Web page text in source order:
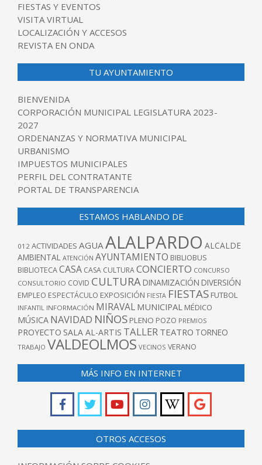
FIESTAS Y EVENTOS
VISITA VIRTUAL
LOCALIZACIÓN Y ACCESOS
REVISTA EN ONDA
TU AYUNTAMIENTO
BIENVENIDA
CORPORACIÓN MUNICIPAL LEGISLATURA 2023-
2027
ORDENANZAS Y NORMATIVA MUNICIPAL
URBANISMO
IMPUESTOS MUNICIPALES
PERFIL DEL CONTRATANTE
PORTAL DE TRANSPARENCIA
ESTAMOS HABLANDO DE
012 ACTIVIDADES AGUA ALALPARDO ALCALDE
AMBIENTAL ATENCIÓN AYUNTAMIENTO BIBLIOBUS
BIBLIOTECACASA CASA CULTURACONCIERTO CONCURSO
CONSULTORIO COVID CULTURA DINAMIZACIÓN DIVERSIÓN
EMPLEO ESPECTÁCULO EXPOSICIÓN FIESTA FIESTAS FUTBOL
INFANTIL INFORMACIÓN MIRAVAL MUNICIPAL MÉDICO
MÚSICA NAVIDAD NIÑOS PLENO POZO PREMIOS
PROYECTO SALA AL-ARTIS TALLER TEATRO TORNEO
TRABAJO VALDEOLMOS VECINOS VERANO
MÁS INFO EN INTERNET
OTROS ACCESOS